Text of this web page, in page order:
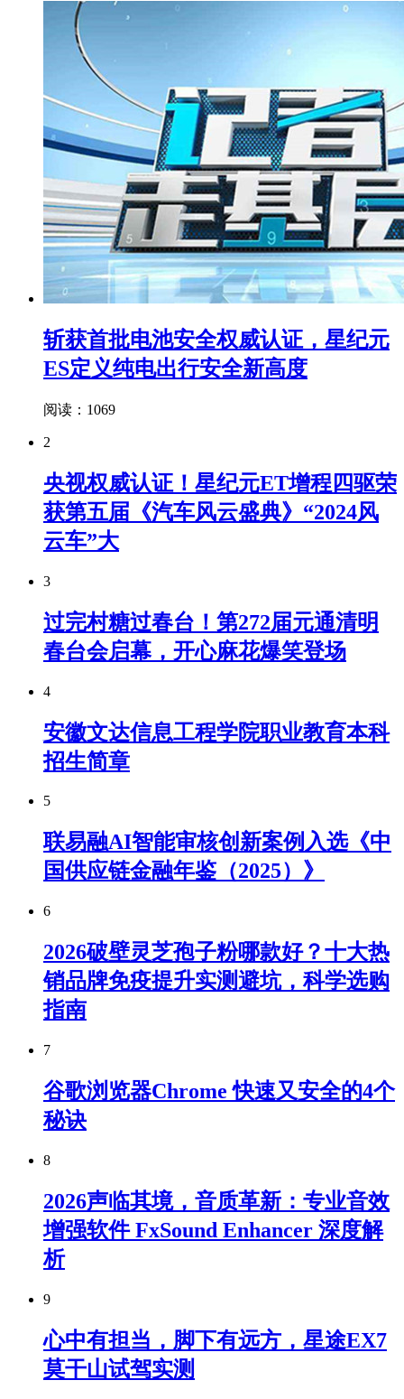
斩获首批电池安全权威认证，星纪元
ES定义纯电出行安全新高度
阅读：1069
2
央视权威认证！星纪元ET增程四驱荣
获第五届《汽车风云盛典》“2024风
云车”大
3
过完村糖过春台！第272届元通清明
春台会启幕，开心麻花爆笑登场
4
安徽文达信息工程学院职业教育本科
招生简章
5
联易融AI智能审核创新案例入选《中
国供应链金融年鉴（2025）》
6
2026破壁灵芝孢子粉哪款好？十大热
销品牌免疫提升实测避坑，科学选购
指南
7
谷歌浏览器Chrome 快速又安全的4个
秘诀
8
2026声临其境，音质革新：专业音效
增强软件 FxSound Enhancer 深度解
析
9
心中有担当，脚下有远方，星途EX7
莫干山试驾实测